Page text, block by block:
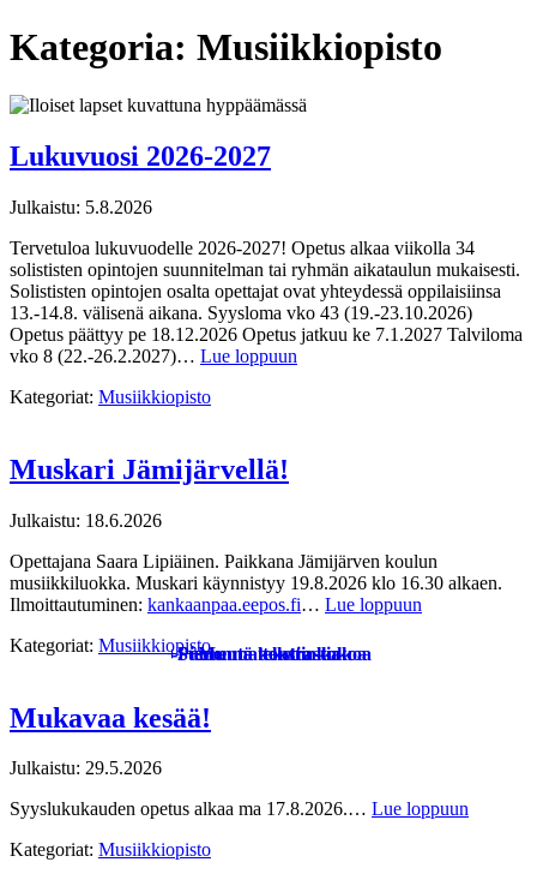
Muuta kontrastia
-Pienennä tekstin kokoa
+Suurenna tekstin kokoa
Kategoria: Musiikkiopisto
Lukuvuosi 2026-2027
Julkaistu: 5.8.2026
Tervetuloa lukuvuodelle 2026-2027! Opetus alkaa viikolla 34
solististen opintojen suunnitelman tai ryhmän aikataulun mukaisesti.
Solististen opintojen osalta opettajat ovat yhteydessä oppilaisiinsa
13.-14.8. välisenä aikana. Syysloma vko 43 (19.-23.10.2026)
Opetus päättyy pe 18.12.2026 Opetus jatkuu ke 7.1.2027 Talviloma
vko 8 (22.-26.2.2027)… Lue loppuun
Kategoriat: Musiikkiopisto
Muskari Jämijärvellä!
Julkaistu: 18.6.2026
Opettajana Saara Lipiäinen. Paikkana Jämijärven koulun
musiikkiluokka. Muskari käynnistyy 19.8.2026 klo 16.30 alkaen.
Ilmoittautuminen: kankaanpaa.eepos.fi… Lue loppuun
Kategoriat: Musiikkiopisto
Mukavaa kesää!
Julkaistu: 29.5.2026
Syyslukukauden opetus alkaa ma 17.8.2026.… Lue loppuun
Kategoriat: Musiikkiopisto